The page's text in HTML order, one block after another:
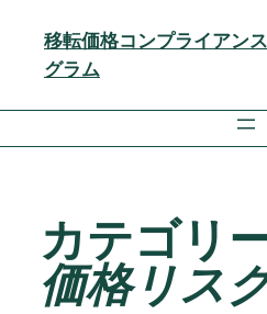
移転価格コンプライアン
グラム
カテゴリ
価格リス